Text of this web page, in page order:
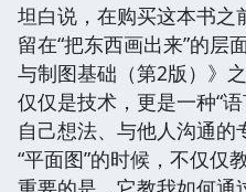
坦白说，在购买这本书之
留在“把东西画出来”的层
与制图基础（第2版）》
仅仅是技术，更是一种“
自己想法、与他人沟通
“平面图”的时候，不仅仅